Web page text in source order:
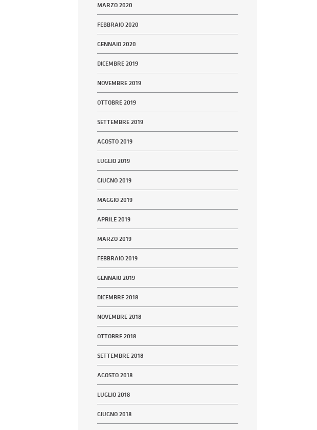
MARZO 2020
FEBBRAIO 2020
GENNAIO 2020
DICEMBRE 2019
NOVEMBRE 2019
OTTOBRE 2019
SETTEMBRE 2019
AGOSTO 2019
LUGLIO 2019
GIUGNO 2019
MAGGIO 2019
APRILE 2019
MARZO 2019
FEBBRAIO 2019
GENNAIO 2019
DICEMBRE 2018
NOVEMBRE 2018
OTTOBRE 2018
SETTEMBRE 2018
AGOSTO 2018
LUGLIO 2018
GIUGNO 2018